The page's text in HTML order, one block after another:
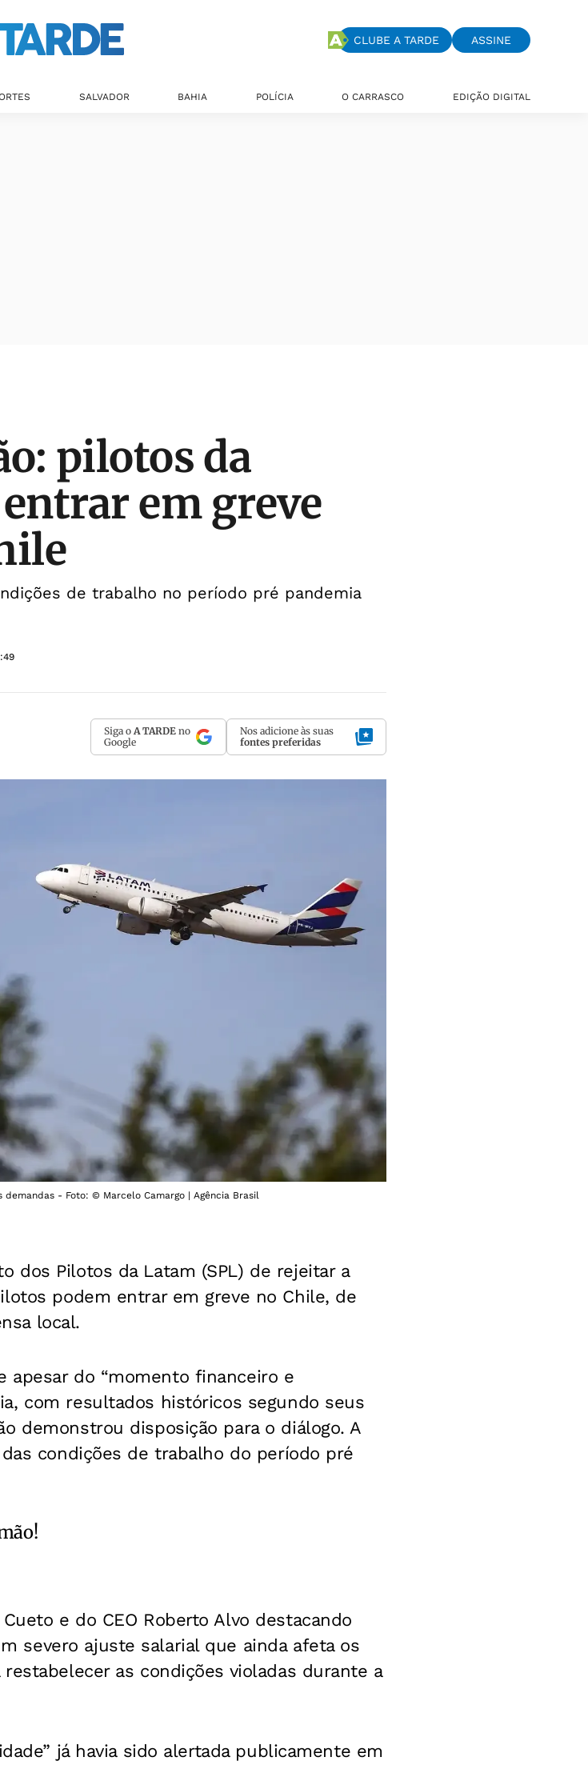
CLUBE A TARDE ASSINE
SALVADOR BAHIA POLÍCIA O CARRASCO EDIÇÃO DIGITAL
pilotos da
em greve
de trabalho no período pré pandemia
Siga o A TARDE no
Google
Nos adicione às suas
fontes preferidas
- Foto: © Marcelo Camargo | Agência Brasil
dos Pilotos da Latam (SPL) de rejeitar a
podem entrar em greve no Chile, de
local.
do “momento financeiro e
com resultados históricos segundo seus
demonstrou disposição para o diálogo. A
condições de trabalho do período pré
e do CEO Roberto Alvo destacando
severo ajuste salarial que ainda afeta os
as condições violadas durante a
já havia sido alertada publicamente em